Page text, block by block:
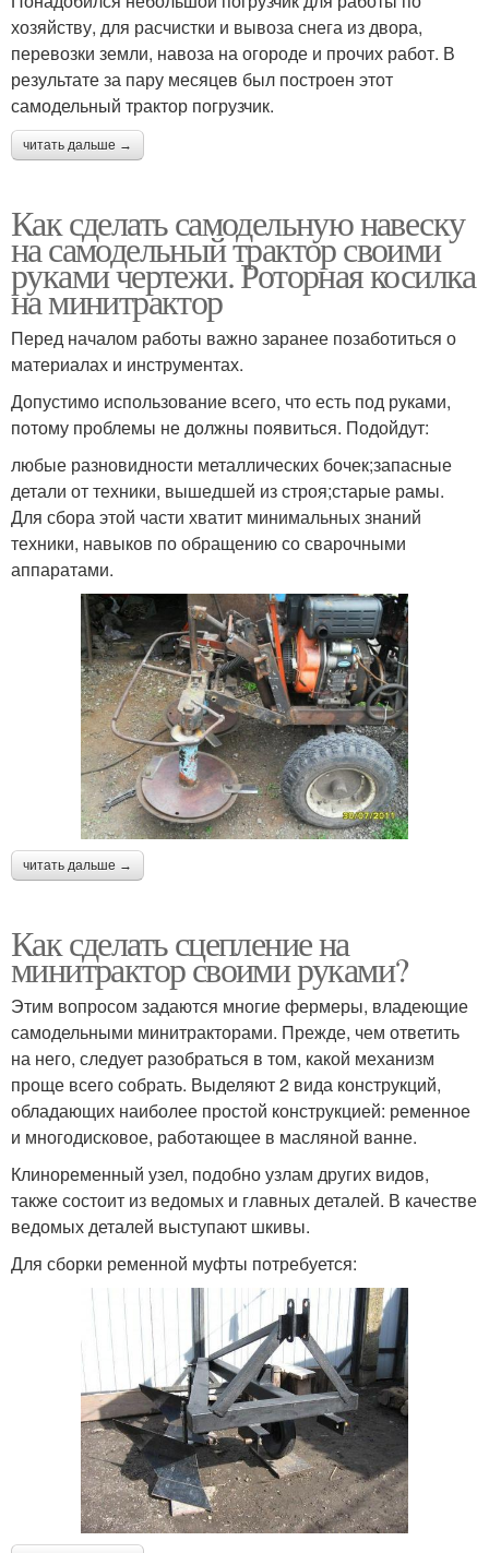
хозяйству, для расчистки и вывоза снега из двора,
перевозки земли, навоза на огороде и прочих работ. В
результате за пару месяцев был построен этот
самодельный трактор погрузчик.
читать дальше →
Как сделать самодельную навеску
на самодельный трактор своими
руками чертежи. Роторная косилка
на минитрактор
Перед началом работы важно заранее позаботиться о
материалах и инструментах.
Допустимо использование всего, что есть под руками,
потому проблемы не должны появиться. Подойдут:
любые разновидности металлических бочек;запасные
детали от техники, вышедшей из строя;старые рамы.
Для сбора этой части хватит минимальных знаний
техники, навыков по обращению со сварочными
аппаратами.
читать дальше →
Как сделать сцепление на
минитрактор своими руками?
Этим вопросом задаются многие фермеры, владеющие
самодельными минитракторами. Прежде, чем ответить
на него, следует разобраться в том, какой механизм
проще всего собрать. Выделяют 2 вида конструкций,
обладающих наиболее простой конструкцией: ременное
и многодисковое, работающее в масляной ванне.
Клиноременный узел, подобно узлам других видов,
также состоит из ведомых и главных деталей. В качестве
ведомых деталей выступают шкивы.
Для сборки ременной муфты потребуется: